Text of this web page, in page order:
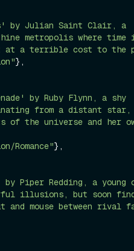
by Julian Saint Clair, a
metropolis where time
at a terrible cost to the
},
by Ruby Flynn, a shy
from a distant star,
of the universe and her
Romance"},
by Piper Redding, a young
illusions, but soon
mouse between rival